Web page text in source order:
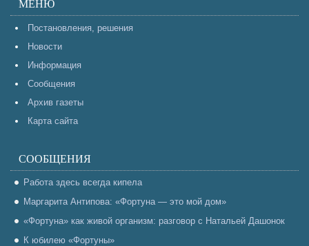
МЕНЮ
Постановления, решения
Новости
Информация
Сообщения
Архив газеты
Карта сайта
СООБЩЕНИЯ
Работа здесь всегда кипела
Маргарита Антипова: «Фортуна — это мой дом»
«Фортуна» как живой организм: разговор с Натальей Дашонок
К юбилею «Фортуны»